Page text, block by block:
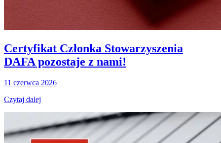
Certyfikat Członka Stowarzyszenia
DAFA pozostaje z nami!
11 czerwca 2026
Czytaj dalej